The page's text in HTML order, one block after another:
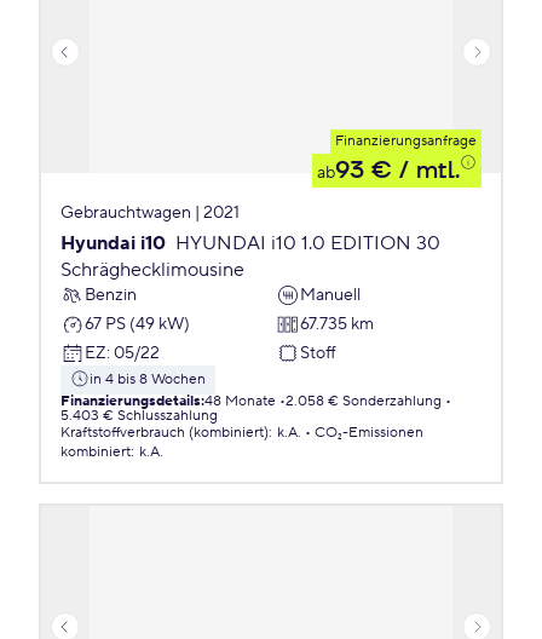
Finanzierungsanfrage
ab93 € / mtl.
Gebrauchtwagen | 2021
Hyundai i10 HYUNDAI i10 1.0 EDITION 30
Schräghecklimousine
Benzin
Manuell
67 PS (49 kW)
67.735 km
EZ: 05/22 Stoff
in 4 bis 8 Wochen
Finanzierungsdetails:48 Monate 2.058 € Sonderzahlung
5.403 € Schlusszahlung
Kraftstoffverbrauch (kombiniert): k.A.
CO₂-Emissionen
kombiniert: k.A.